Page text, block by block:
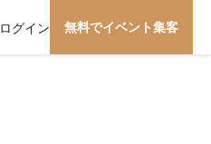
ログイン 無料でイベント集客